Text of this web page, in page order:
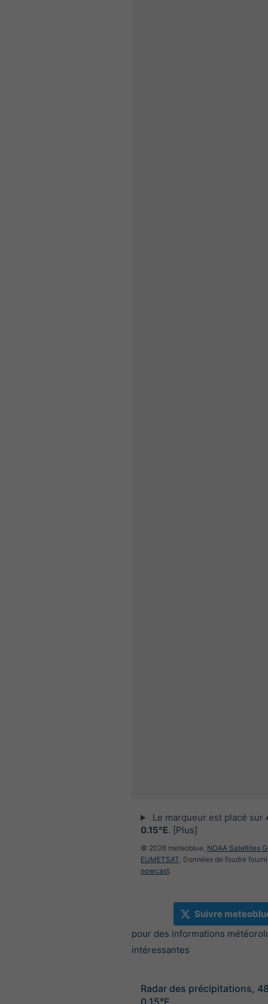
Le marqueur est placé sur
0.15°E. [Plus]
© 2026 meteoblue, NOAA Satellites
EUMETSAT. Données de foudre
nowcast.
Suivre
pour des informations
intéressantes
Radar des précipitations,
0.15°E